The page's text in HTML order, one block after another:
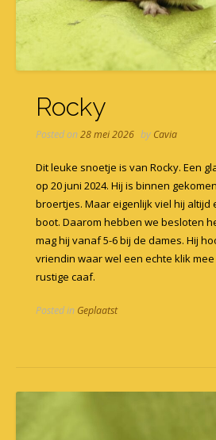
Rocky
Posted on28 mei 2026 by Cavia
Dit leuke snoetje is van Rocky. Een
op 20 juni 2024. Hij is binnen
broertjes. Maar eigenlijk viel hij altijd
boot. Daarom hebben we besloten
mag hij vanaf 5-6 bij de dames. Hij
vriendin waar wel een echte klik
rustige caaf.
Posted in Geplaatst